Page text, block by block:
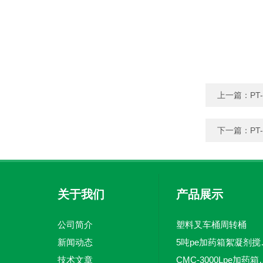
上一篇：
下一篇：
关于我们
公司简介
新闻动态
技术文章
产品展示
塑料叉车桶周转桶
5吨pe
CMC-